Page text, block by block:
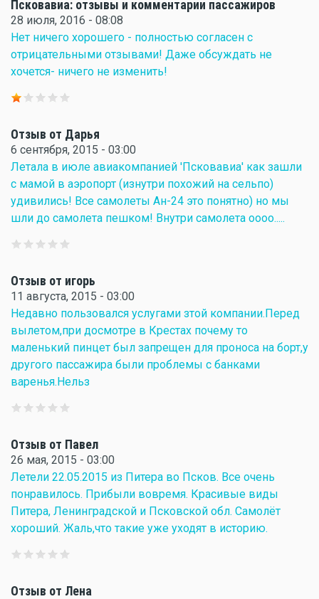
Псковавиа: отзывы и комментарии пассажиров
28 июля, 2016 - 08:08
Нет ничего хорошего - полностью согласен с
отрицательными отзывами! Даже обсуждать не
хочется- ничего не изменить!
Отзыв от Дарья
6 сентября, 2015 - 03:00
Летала в июле авиакомпанией 'Псковавиа' как зашли
с мамой в аэропорт (изнутри похожий на сельпо)
удивились! Все самолеты Ан-24 это понятно) но мы
шли до самолета пешком! Внутри самолета оооо.....
Отзыв от игорь
11 августа, 2015 - 03:00
Недавно пользовался услугами зтой компании.Перед
вылетом,при досмотре в Крестах почему то
маленький пинцет был запрещен для проноса на борт,у
другого пассажира были проблемы с банками
варенья.Нельз
Отзыв от Павел
26 мая, 2015 - 03:00
Летели 22.05.2015 из Питера во Псков. Все очень
понравилось. Прибыли вовремя. Красивые виды
Питера, Ленинградской и Псковской обл. Самолёт
хороший. Жаль,что такие уже уходят в историю.
Отзыв от Лена